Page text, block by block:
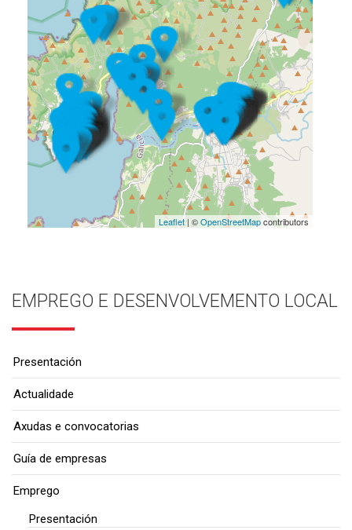
Leaflet| ©OpenStreetMapcontributors
EMPREGO E DESENVOLVEMENTO LOCAL
Presentación
Actualidade
Axudas e convocatorias
Guía de empresas
Emprego
Presentación